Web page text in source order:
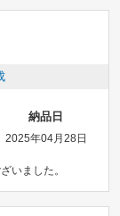
納品日
2025年04月28日
いました。